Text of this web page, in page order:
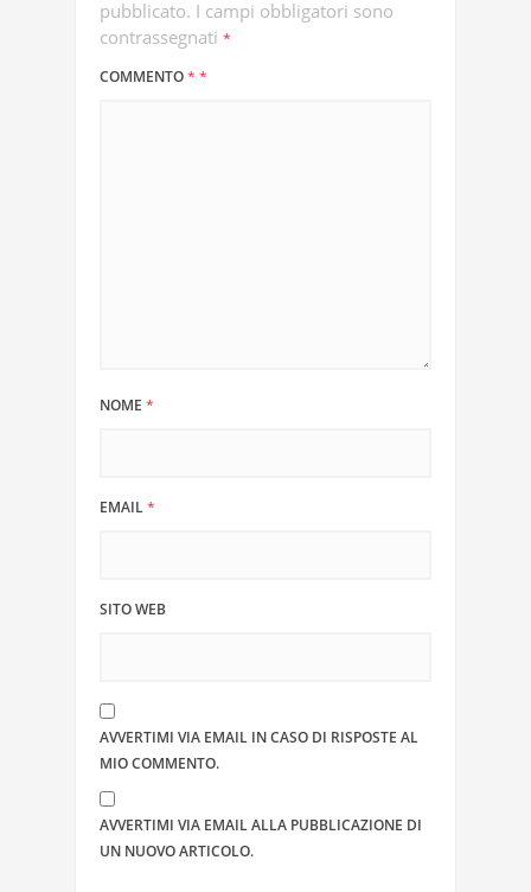
pubblicato. I campi obbligatori sono
contrassegnati *
COMMENTO* *
NOME *
EMAIL*
SITO WEB
AVVERTIMI VIA EMAIL IN CASO DI RISPOSTE AL
MIO COMMENTO.
AVVERTIMI VIA EMAIL ALLA PUBBLICAZIONE DI
UN NUOVO ARTICOLO.